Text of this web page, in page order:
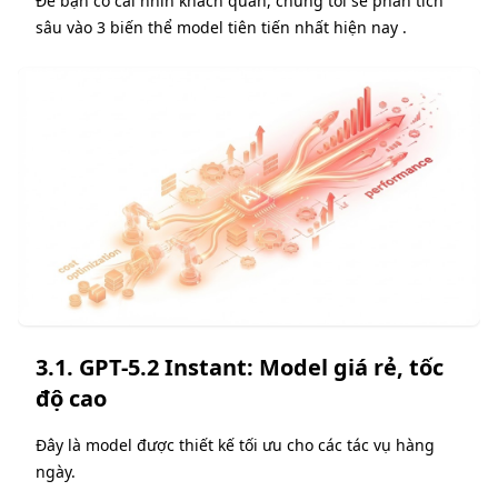
sâu vào 3 biến thể model tiên tiến nhất hiện nay .
3.1. GPT-5.2 Instant: Model giá rẻ, tốc
độ cao
Đây là model được thiết kế tối ưu cho các tác vụ hàng
ngày.